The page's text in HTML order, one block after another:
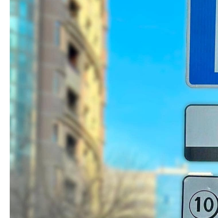
Siyasi
Geosiyasi
İqtisadi
Araşdırma
Multimedia
Foto
Video
İnfoqrafika
Podcast
Humanitar
Elm və təhsil
Diaspor
Yüksəliş hekayəsi
Mədəniyyətimizin Zəfəri
Zəfər Diasporu
Səhiyyə
Ailə və uşaq
Turizm
daimi